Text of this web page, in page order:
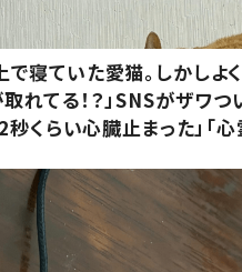
で寝ていた愛猫。しかしよ
取れてる！？」SNSがザワ
2秒くらい心臓止まった」「